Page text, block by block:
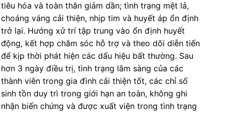
tiêu hóa và toàn thân giảm dần; tình trạng mệt lả,
choáng váng cải thiện, nhịp tim và huyết áp ổn định
trở lại. Hướng xử trí tập trung vào ổn định huyết
động, kết hợp chăm sóc hỗ trợ và theo dõi diễn tiến
để kịp thời phát hiện các dấu hiệu bất thường. Sau
hơn 3 ngày điều trị, tình trạng lâm sàng của các
thành viên trong gia đình cải thiện tốt, các chỉ số
sinh tồn duy trì trong giới hạn an toàn, không ghi
nhận biến chứng và được xuất viện trong tình trạng